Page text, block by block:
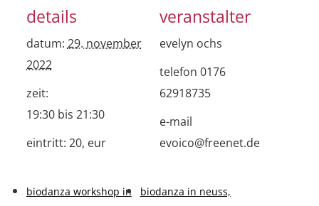
details
datum: 29. november
2022
zeit:
19:30 bis 21:30
eintritt: 20, eur
veranstalter
evelyn ochs
telefon 0176
62918735
e-mail
evoico@freenet.de
biodanza workshop in
biodanza in neuss,